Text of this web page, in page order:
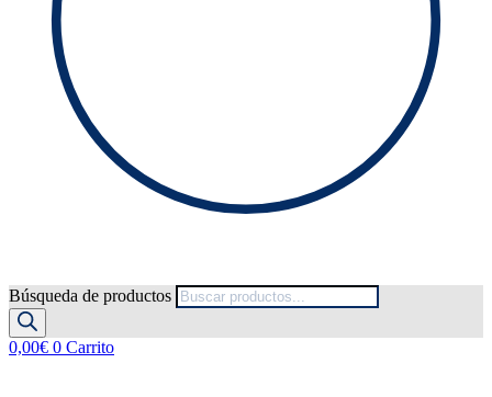
Búsqueda de productos
0,00€ 0 Carrito